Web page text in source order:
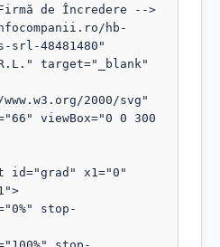
de Încredere -->
hb-
srl-48481480"
target="_blank"
2000/svg"
viewBox="0 0 300